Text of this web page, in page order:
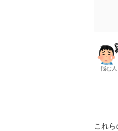
悩む人
これら